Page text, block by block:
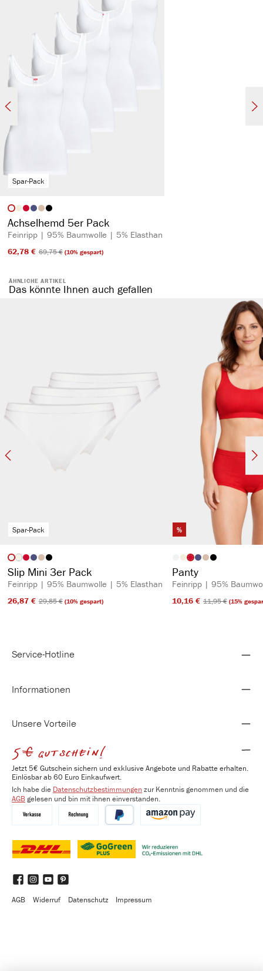
Spar-Pack
Artikelfarbe
Achselhemd 5er Pack
Feinripp | 95% Baumwolle | 5% Elasthan
62,78 €​ 69,75 €​(10% gespart)
ÄHNLICHE ARTIKEL
Das könnte Ihnen auch gefallen
Spar-Pack
Artikelfarbe
(Diese Option ist zurzeit nicht verfügbar.)
Slip Mini 3er Pack
Feinripp | 95% Baumwolle | 5% Elasthan
26,87 €​ 29,85 €​(10% gespart)
%
Artikelfarbe
Panty
Feinripp | 95%
10,16 €​ 11,95 €​(15%
Service-Hotline
Informationen
Unsere Vorteile
5€ gutschein!
Jetzt 5€ Gutschein sichern und exklusive Angebote und Rabatte erhalten.
Einlösbar ab 60 Euro Einkaufwert.
Ich habe die Datenschutzbestimmungen zur Kenntnis genommen und die
AGBgelesen und bin mit ihnen einverstanden.
FacebookInstagram
YouTubePinterest
AGB
Widerruf Datenschutz Impressum